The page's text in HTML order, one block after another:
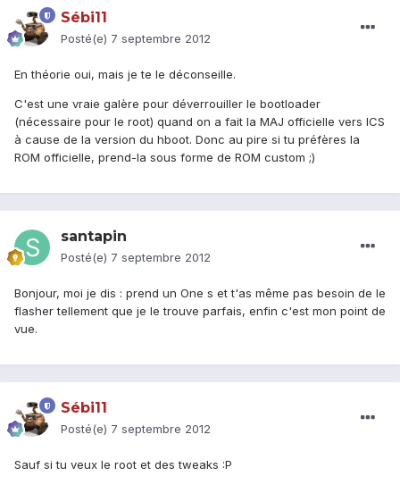
Sébi11
Posté(e) 7 septembre 2012
En théorie oui, mais je te le déconseille.
C'est une vraie galère pour déverrouiller le bootloader
(nécessaire pour le root) quand on a fait la MAJ officielle vers ICS
à cause de la version du hboot. Donc au pire si tu préfères la
ROM officielle, prend-la sous forme de ROM custom ;)
santapin
Posté(e) 7 septembre 2012
Bonjour, moi je dis : prend un One s et t'as même pas besoin de le
flasher tellement que je le trouve parfais, enfin c'est mon point de
vue.
Sébi11
Posté(e) 7 septembre 2012
Sauf si tu veux le root et des tweaks :P